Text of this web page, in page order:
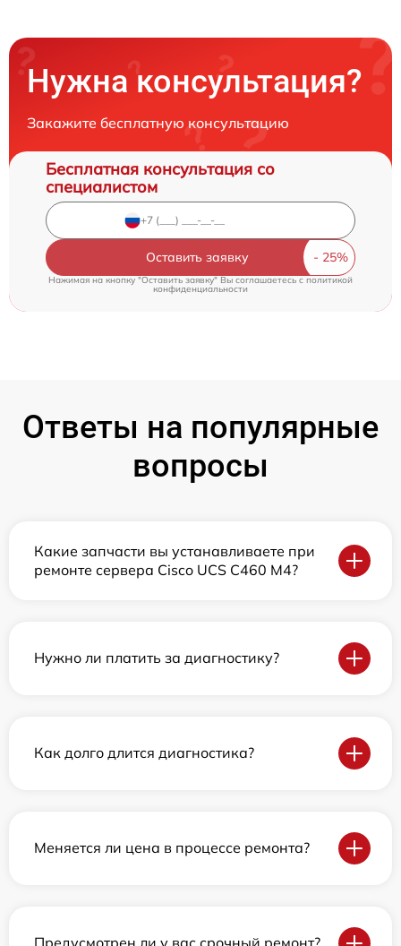
Нужна консультация?
Закажите бесплатную консультацию
Бесплатная консультация со
специалистом
Оставить заявку
Нажимая на кнопку "Оставить заявку" Вы соглашаетесь cполитикой
конфиденциальности
Ответы на популярные
вопросы
Какие запчасти вы устанавливаете при
ремонте сервера Cisco UCS C460 M4?
Нужно ли платить за диагностику?
Как долго длится диагностика?
Меняется ли цена в процессе ремонта?
Предусмотрен ли у вас срочный ремонт?